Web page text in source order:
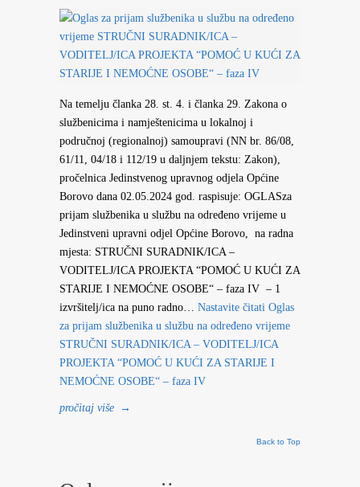
Na temelju članka 28. st. 4. i članka 29. Zakona o
službenicima i namještenicima u lokalnoj i
područnoj (regionalnoj) samoupravi (NN br. 86/08,
61/11, 04/18 i 112/19 u daljnjem tekstu: Zakon),
pročelnica Jedinstvenog upravnog odjela Općine
Borovo dana 02.05.2024 god. raspisuje: OGLASza
prijam službenika u službu na određeno vrijeme u
Jedinstveni upravni odjel Općine Borovo, na radna
mjesta: STRUČNI SURADNIK/ICA –
VODITELJ/ICA PROJEKTA “POMOĆ U KUĆI ZA
STARIJE I NEMOĆNE OSOBE“ – faza IV – 1
izvršitelj/ica na puno radno… Nastavite čitati Oglas
za prijam službenika u službu na određeno vrijeme
STRUČNI SURADNIK/ICA – VODITELJ/ICA
PROJEKTA “POMOĆ U KUĆI ZA STARIJE I
NEMOĆNE OSOBE“ – faza IV
pročitaj više →
Back to Top